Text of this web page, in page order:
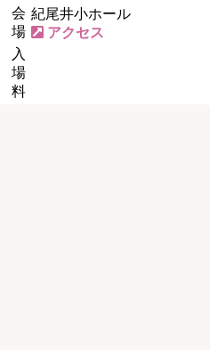
会
場
紀尾井小ホール
入
場
料